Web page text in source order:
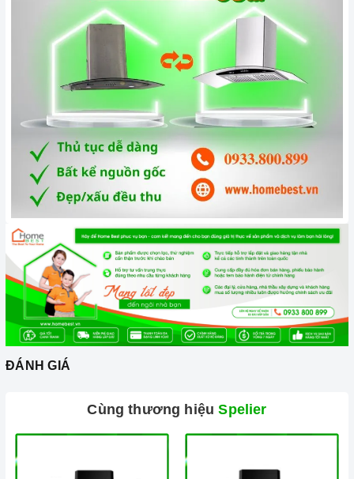
đa dạng các dòngmáy hút khói Speliernổi tiếng, cam kết về
chất lượng và nguồn gốc sản phẩm chính hãng. Chúng tôi tự
tin mang đến cho quý khách hàng dịch vụ chăm sóc khách
hàng tận tâm và chính sách bảo hành, hậu mãi chuyên nghiệp
nhất.
Xem thêm tại đây: Home Best Care - Trung tâm bảo trì, sửa
chữa thiết bị nhà bếp cao cấp
ĐÁNH GIÁ
Cùng thương hiệuSpelier